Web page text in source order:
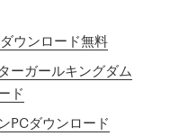
ウンロード無料
ーガールキングダム
ド
PCダウンロード